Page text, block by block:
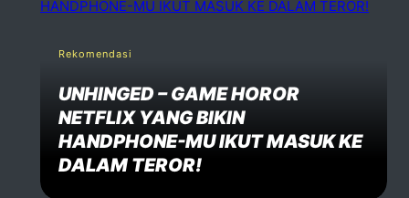
Rekomendasi
UNHINGED – GAME HOROR
NETFLIX YANG BIKIN
HANDPHONE-MU IKUT MASUK KE
DALAM TEROR!